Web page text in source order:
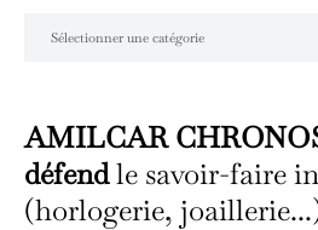
AMILCAR
défendle savoir-faire
(horlogerie,